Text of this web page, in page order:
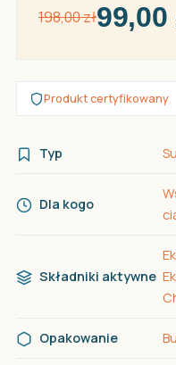
198,00 zł99,00
Produkt certyfikowany
Typ
Dla kogo
Składniki aktywne
Opakowanie